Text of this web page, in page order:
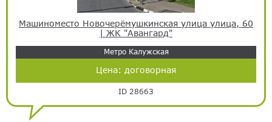
Машиноместо Новочерёмушкинская улица улица, 60
| ЖК "Авангард"
Метро Калужская
Цена: договорная
ID 28663